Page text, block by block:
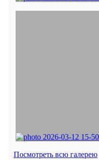
Посмотреть всю галерею